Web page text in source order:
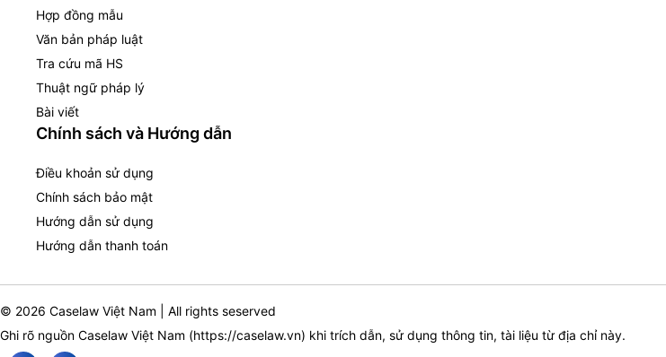
Hợp đồng mẫu
Văn bản pháp luật
Tra cứu mã HS
Thuật ngữ pháp lý
Bài viết
Chính sách và Hướng dẫn
Điều khoản sử dụng
Chính sách bảo mật
Hướng dẫn sử dụng
Hướng dẫn thanh toán
© 2026 Caselaw Việt Nam | All rights seserved
Ghi rõ nguồn Caselaw Việt Nam (https://caselaw.vn) khi trích dẫn, sử dụng thông tin, tài liệu từ địa chỉ này.